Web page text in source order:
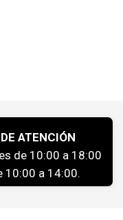
ATENCIÓN
de 10:00 a 18:00
10:00 a 14:00.